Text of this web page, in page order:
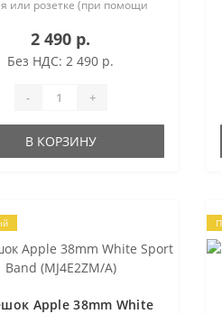
или розетке (при помощи
магнитной станцией и USB-
УДОБСТВО И
Благ..
2 490 р.
Без НДС: 2 490 р.
- +
В КОРЗИНУ
Apple 38mm White